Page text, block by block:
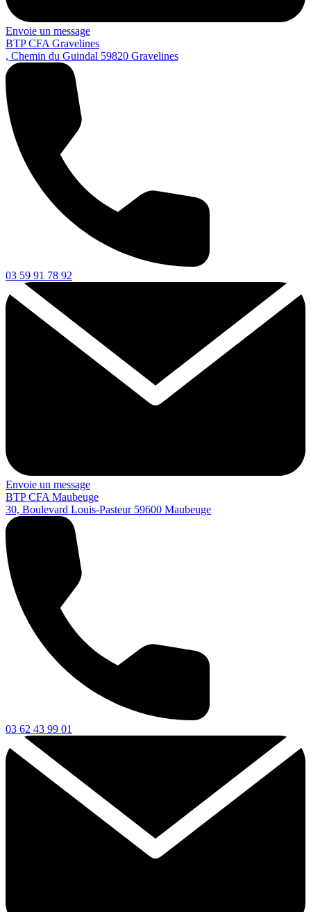
Envoie un message
BTP CFA Gravelines
, Chemin du Guindal 59820 Gravelines
03 59 91 78 92
Envoie un message
BTP CFA Maubeuge
30, Boulevard Louis-Pasteur 59600 Maubeuge
03 62 43 99 01